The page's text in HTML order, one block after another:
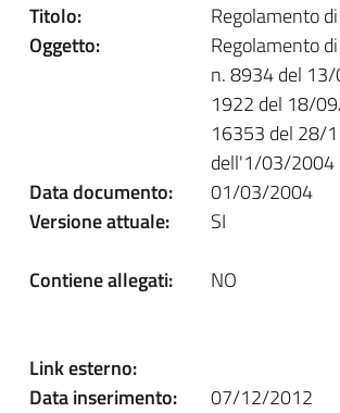
Titolo:
Regolamento
Oggetto:
Regolamento
n. 8934 del
1922 del 18/
16353 del 28/
dell'1/03/2004
Data documento:
01/03/2004
Versione attuale:
SI
Contiene allegati:
NO
Link esterno:
Data inserimento:
07/12/2012